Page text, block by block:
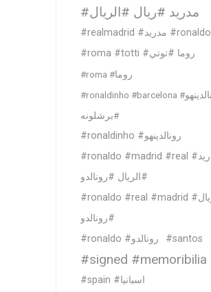
#مدريد #ريال #الريال
#realmadrid #مدريد #ronaldo
#roma #totti #روما #توتي
#roma #روما
#ronaldinho #barcelona #رونالدينهو
#برشلونه
#ronaldinho #رونالدينهو
#ronaldo #madrid #real #مدريد
#الريال #رونالدو
#ronaldo #real #madrid #الريال
#رونالدو
#ronaldo #رونالدو
#santos
#signed #memoribilia
#spain #اسبانيا